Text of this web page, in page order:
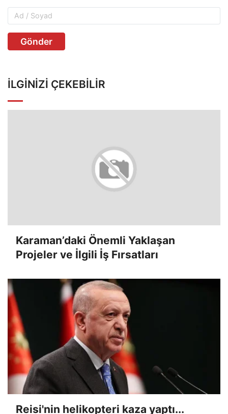
Gönder
İLGINIZI ÇEKEBILIR
Karaman’daki Önemli Yaklaşan
Projeler ve İlgili İş Fırsatları
Reisi'nin helikopteri kaza yaptı...